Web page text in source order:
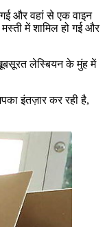
और वहां से एक वाइन
में शामिल हो गई और
लेस्बियन के मुंह में
इंतज़ार कर रही है,